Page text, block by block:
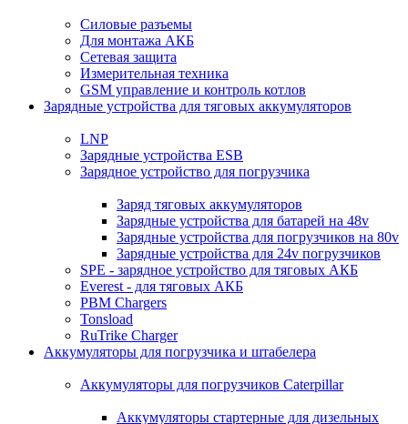
Силовые разъемы
Для монтажа АКБ
Сетевая защита
Измерительная техника
GSM управление и контроль котлов
Зарядные устройства для тяговых аккумуляторов
LNP
Зарядные устройства ESB
Зарядное устройство для погрузчика
Заряд тяговых аккумуляторов
Зарядные устройства для батарей на 48v
Зарядные устройства для погрузчиков на 80v
Зарядные устройства для 24v погрузчиков
SPE - зарядное устройство для тяговых АКБ
Everest - для тяговых АКБ
PBM Chargers
Tonsload
RuTrike Charger
Аккумуляторы для погрузчика и штабелера
Аккумуляторы для погрузчиков Caterpillar
Аккумуляторы стартерные для дизельных